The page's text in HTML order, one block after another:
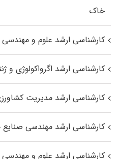
خاک
کارشناسی ارشد علوم و
کارشناسی ارشد اگرواکولوژی و
کارشناسی ارشد مدیریت
کارشناسی ارشد مهندسی
کارشناسی ارشد علوم و